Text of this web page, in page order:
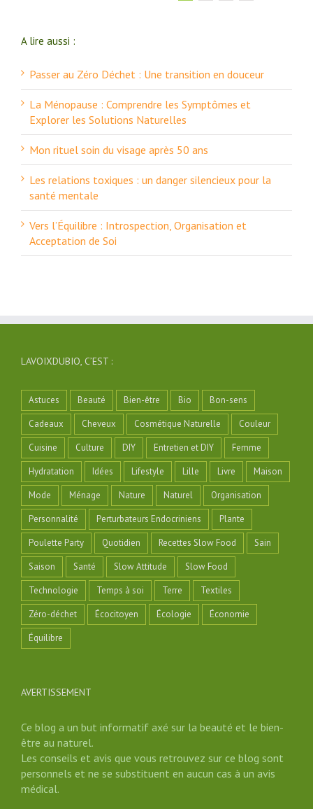
A lire aussi :
Passer au Zéro Déchet : Une transition en douceur
La Ménopause : Comprendre les Symptômes et
Explorer les Solutions Naturelles
Mon rituel soin du visage après 50 ans
Les relations toxiques : un danger silencieux pour la
santé mentale
Vers l’Équilibre : Introspection, Organisation et
Acceptation de Soi
LAVOIXDUBIO, C’EST :
Astuces Beauté Bien-être Bio
Bon-sens
Cadeaux
Cheveux Cosmétique Naturelle
Couleur
Cuisine
Culture DIY Entretien et DIY
Femme
Hydratation
Idées Lifestyle Lille Livre
Maison
Mode
Ménage Nature Naturel
Organisation
Personnalité
Perturbateurs Endocriniens
Plante
Poulette Party
Quotidien Recettes Slow Food
Sain
Saison
Santé Slow Attitude
Slow Food
Technologie
Temps à soi Terre
Textiles
Zéro-déchet
Écocitoyen Écologie
Économie
Équilibre
AVERTISSEMENT
Ce blog a un but informatif axé sur la beauté et le bien-
être au naturel.
Les conseils et avis que vous retrouvez sur ce blog sont
personnels et ne se substituent en aucun cas à un avis
médical.